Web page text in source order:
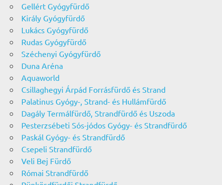
Gellért Gyógyfürdő
Király Gyógyfürdő
Lukács Gyógyfürdő
Rudas Gyógyfürdő
Széchenyi Gyógyfürdő
Duna Aréna
Aquaworld
Csillaghegyi Árpád Forrásfürdő és Strand
Palatinus Gyógy-, Strand- és Hullámfürdő
Dagály Termálfürdő, Strandfürdő és Uszoda
Pesterzsébeti Sós-jódos Gyógy- és Strandfürdő
Paskál Gyógy- és Strandfürdő
Csepeli Strandfürdő
Veli Bej Fürdő
Római Strandfürdő